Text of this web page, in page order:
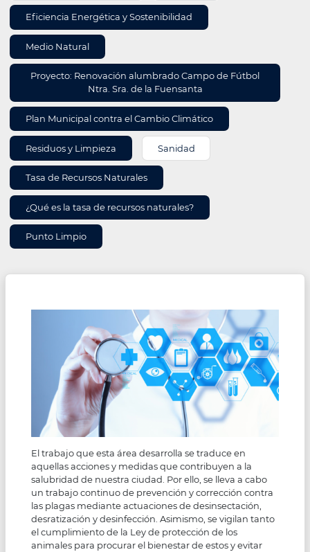
ÁREAEficiencia Energética y Sostenibilidad
Medio Natural
Proyecto: Renovación alumbrado Campo de Fútbol
Ntra. Sra. de la Fuensanta
Plan Municipal contra el Cambio Climático
Residuos y Limpieza Sanidad
Tasa de Recursos Naturales
¿Qué es la tasa de recursos naturales?
Punto Limpio
El trabajo que esta área desarrolla se traduce en
aquellas acciones y medidas que contribuyen a la
salubridad de nuestra ciudad. Por ello, se lleva a cabo
un trabajo continuo de prevención y corrección contra
las plagas mediante actuaciones de desinsectación,
desratización y desinfección. Asimismo, se vigilan tanto
el cumplimiento de la Ley de protección de los
animales para procurar el bienestar de estos y evitar